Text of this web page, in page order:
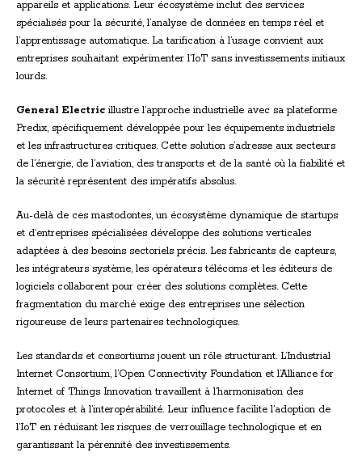
appareils et applications. Leur écosystème inclut des services
spécialisés pour la sécurité, l’analyse de données en temps réel et
l’apprentissage automatique. La tarification à l’usage convient aux
entreprises souhaitant expérimenter l’IoT sans investissements initiaux
lourds.
General Electric illustre l’approche industrielle avec sa plateforme
Predix, spécifiquement développée pour les équipements industriels
et les infrastructures critiques. Cette solution s’adresse aux secteurs
de l’énergie, de l’aviation, des transports et de la santé où la fiabilité et
la sécurité représentent des impératifs absolus.
Au-delà de ces mastodontes, un écosystème dynamique de startups
et d’entreprises spécialisées développe des solutions verticales
adaptées à des besoins sectoriels précis. Les fabricants de capteurs,
les intégrateurs système, les opérateurs télécoms et les éditeurs de
logiciels collaborent pour créer des solutions complètes. Cette
fragmentation du marché exige des entreprises une sélection
rigoureuse de leurs partenaires technologiques.
Les standards et consortiums jouent un rôle structurant. L’Industrial
Internet Consortium, l’Open Connectivity Foundation et l’Alliance for
Internet of Things Innovation travaillent à l’harmonisation des
protocoles et à l’interopérabilité. Leur influence facilite l’adoption de
l’IoT en réduisant les risques de verrouillage technologique et en
garantissant la pérennité des investissements.